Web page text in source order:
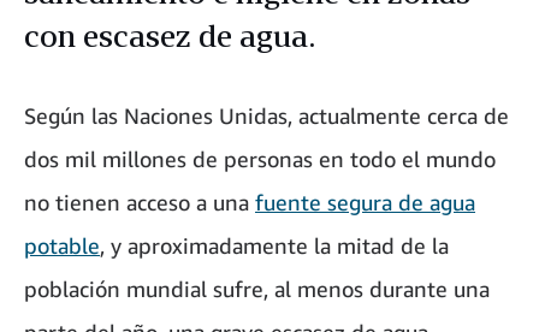
con escasez de agua.
Según las Naciones Unidas, actualmente cerca de
dos mil millones de personas en todo el mundo
no tienen acceso a una fuente segura de agua
potable, y aproximadamente la mitad de la
población mundial sufre, al menos durante una